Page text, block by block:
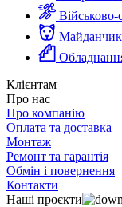
Обладнання
Клієнтам
Про нас
Про компанію
Оплата та доставка
Монтаж
Ремонт та гарантія
Обмін і повернення
Контакти
Наші проєкти